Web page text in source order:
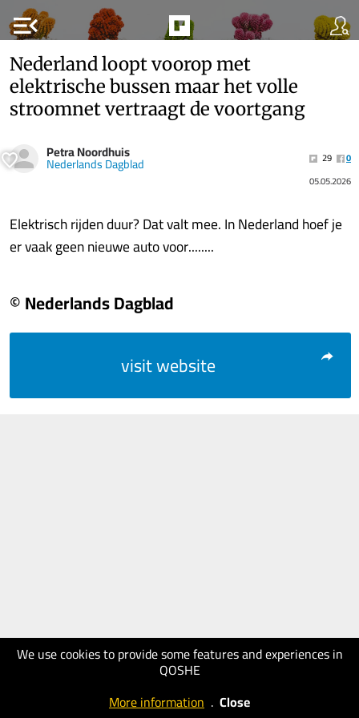
menu_open
We use cookies to provide some features and experiences in
QOSHE
More information . Close
Nederland loopt voorop met
elektrische bussen maar het volle
stroomnet vertraagt de voortgang
Petra Noordhuis
Nederlands Dagblad 29
0
05.05.2026
Elektrisch rijden duur? Dat valt mee. In Nederland hoef je
er vaak geen nieuwe auto voor........
© Nederlands Dagblad
visit website